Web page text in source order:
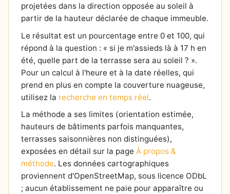
projetées dans la direction opposée au soleil à
partir de la hauteur déclarée de chaque immeuble.
Le résultat est un pourcentage entre 0 et 100, qui
répond à la question : « si je m'assieds là à 17 h en
été, quelle part de la terrasse sera au soleil ? ».
Pour un calcul à l'heure et à la date réelles, qui
prend en plus en compte la couverture nuageuse,
utilisez la recherche en temps réel.
La méthode a ses limites (orientation estimée,
hauteurs de bâtiments parfois manquantes,
terrasses saisonnières non distinguées),
exposées en détail sur la page À propos &
méthode. Les données cartographiques
proviennent d'OpenStreetMap, sous licence ODbL
; aucun établissement ne paie pour apparaître ou